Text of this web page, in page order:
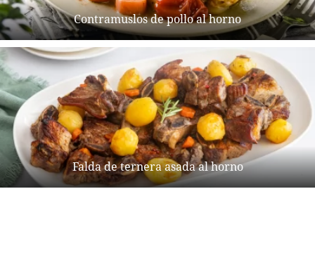
Contramuslos de pollo al horno
Falda de ternera asada al horno